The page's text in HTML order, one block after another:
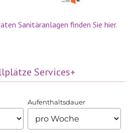
Sanitäranlagen finden Sie hier.
Services+